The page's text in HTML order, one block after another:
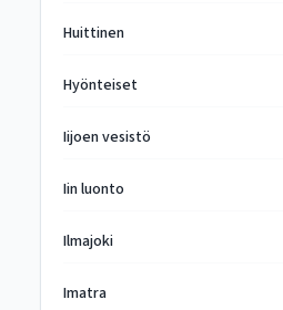
Huittinen
Hyönteiset
Iijoen vesistö
Iin luonto
Ilmajoki
Imatra